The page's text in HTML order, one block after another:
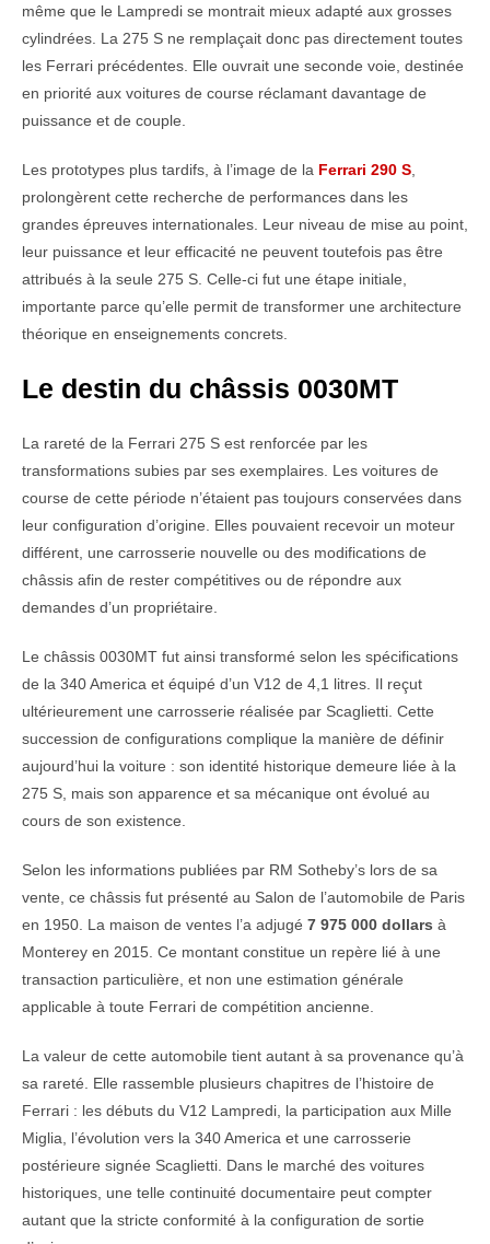
même que le Lampredi se montrait mieux adapté aux grosses
cylindrées. La 275 S ne remplaçait donc pas directement toutes
les Ferrari précédentes. Elle ouvrait une seconde voie, destinée
en priorité aux voitures de course réclamant davantage de
puissance et de couple.
Les prototypes plus tardifs, à l’image de la Ferrari 290 S
prolongèrent cette recherche de performances dans les
grandes épreuves internationales. Leur niveau de mise au point,
leur puissance et leur efficacité ne peuvent toutefois pas être
attribués à la seule 275 S. Celle-ci fut une étape initiale,
importante parce qu’elle permit de transformer une architecture
théorique en enseignements concrets.
Le destin du châssis 0030MT
La rareté de la Ferrari 275 S est renforcée par les
transformations subies par ses exemplaires. Les voitures de
course de cette période n’étaient pas toujours conservées dans
leur configuration d’origine. Elles pouvaient recevoir un moteur
différent, une carrosserie nouvelle ou des modifications de
châssis afin de rester compétitives ou de répondre aux
demandes d’un propriétaire.
Le châssis 0030MT fut ainsi transformé selon les spécifications
de la 340 America et équipé d’un V12 de 4,1 litres. Il reçut
ultérieurement une carrosserie réalisée par Scaglietti. Cette
succession de configurations complique la manière de définir
aujourd’hui la voiture : son identité historique demeure liée à la
275 S, mais son apparence et sa mécanique ont évolué au
cours de son existence.
Selon les informations publiées par RM Sotheby’s lors de sa
vente, ce châssis fut présenté au Salon de l’automobile de Paris
en 1950. La maison de ventes l’a adjugé 7 975 000 dollars à
Monterey en 2015. Ce montant constitue un repère lié à une
transaction particulière, et non une estimation générale
applicable à toute Ferrari de compétition ancienne.
La valeur de cette automobile tient autant à sa provenance qu’à
sa rareté. Elle rassemble plusieurs chapitres de l’histoire de
Ferrari : les débuts du V12 Lampredi, la participation aux Mille
Miglia, l’évolution vers la 340 America et une carrosserie
postérieure signée Scaglietti. Dans le marché des voitures
historiques, une telle continuité documentaire peut compter
autant que la stricte conformité à la configuration de sortie